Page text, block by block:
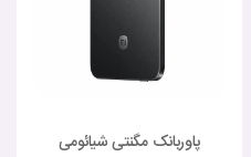
پاوربانک مگنتی شیائومی